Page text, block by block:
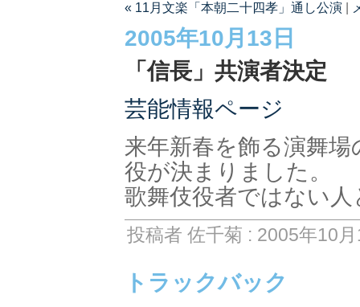
« 11月文楽「本朝二十四孝」通し公演
2005年10月13日
「信長」共演者決定
芸能情報ページ
来年新春を飾る演舞
役が決まりました。
歌舞伎役者ではない
投稿者 佐千菊 : 2005年10
トラックバック